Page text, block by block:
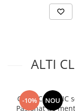
ALTI
-10% NOU
Ceai ECOLOGIC
Pasionat de